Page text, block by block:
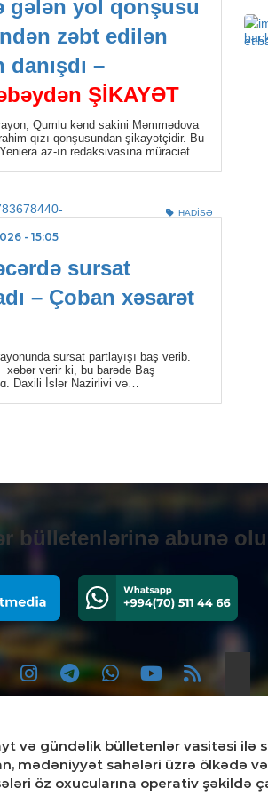
gələn yol qonşusu
zəbt edilən
danışdı –
ŞİKAYƏT
Qumlu kənd sakini Məmmədova
qızı qonşusundan şikayətçidir. Bu
ın redaksiyasına müraciət
HADISƏ
- 15:05
sursat
– Çoban xəsarət
sursat partlayışı baş verib.
xəbər verir ki, bu barədə Baş
Daxili İşlər Nazirliyi və
bülletenlərinə abunə
və gündəlik bülletenlər vasitəsi ilə
mədəniyyət sahələri üzrə ölkədə
öz oxucularına operativ şəkildə